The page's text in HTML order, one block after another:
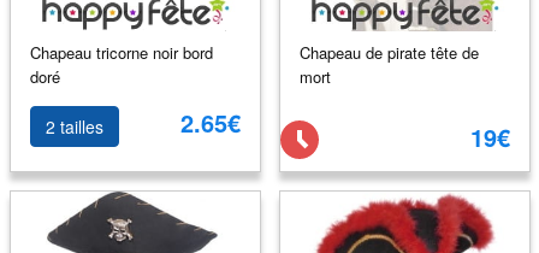
Chapeau tricorne noir bord
doré
2 tailles 2.65€
Chapeau de pirate tête de
mort
19€